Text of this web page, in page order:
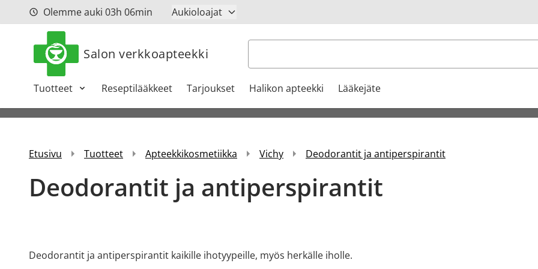
Siirry sisältöönOlemme auki 03h 06min Aukioloajat
Salon verkkoapteekki Haku
Tuotteet Reseptilääkkeet Tarjoukset Halikon apteekki Lääkejäte
Etusivu Tuotteet Apteekkikosmetiikka Vichy Deodorantit ja antiperspirantit
Deodorantit ja antiperspirantit
Deodorantit ja antiperspirantit kaikille ihotyypeille, myös herkälle iholle.